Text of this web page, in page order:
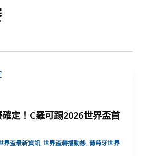
定！C羅可踢2026世界盃首
界盃最新資訊, 世界盃轉播動態, 葡萄牙世界